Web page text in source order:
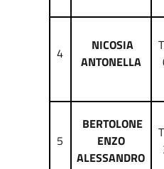
4
NICOSIA
ANTONELLA
5
BERTOLONE
ENZO
ALESSANDRO